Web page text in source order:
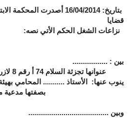
بتاريخ: 16/04/2014 أصدرت
قضايا
نزاعات الشغل الحكم الأتي نصه:
بين : ..................
عنوانها تجزئة السلام 74 أ رقم 8 لازري وجدة .
ينوب عنها: الأستاذ ........... المحامي
بصفتها مدعية من
وبين .........................................